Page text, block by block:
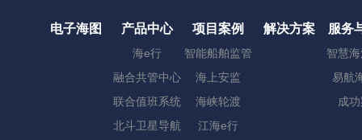
电子海图 产品中心
海e行
融合共管中心
联合值班系统
北斗卫星导航
项目案例
智能船舶监管
海上安监
海峡轮渡
江海e行
解决方案 服务
智慧
易航
成